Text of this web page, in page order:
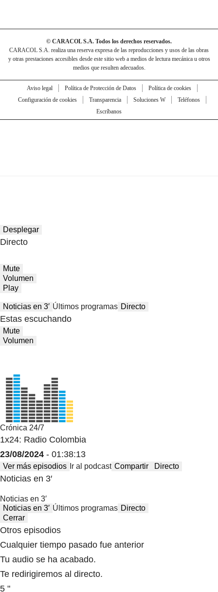
© CARACOL S.A. Todos los derechos reservados.
CARACOL S.A. realiza una reserva expresa de las reproducciones y usos de las obras
y otras prestaciones accesibles desde este sitio web a medios de lectura mecánica u otros
medios que resulten adecuados.
Aviso legal Política de Protección de Datos
Política de cookies
Configuración de cookies
Transparencia Soluciones W
Teléfonos
Escríbanos
Desplegar
Directo
Mute
Volumen
Play
Noticias en 3′ Últimos programas Directo
Estas escuchando
Mute
Volumen
Crónica 24/7
1x24: Radio Colombia
23/08/2024 - 01:38:13
Ver más episodios Ir al podcast Compartir Directo
Noticias en 3′
Noticias en 3′
Noticias en 3′ Últimos programas Directo
Cerrar
Otros episodios
Cualquier tiempo pasado fue anterior
Tu audio se ha acabado.
Te redirigiremos al directo.
5 "